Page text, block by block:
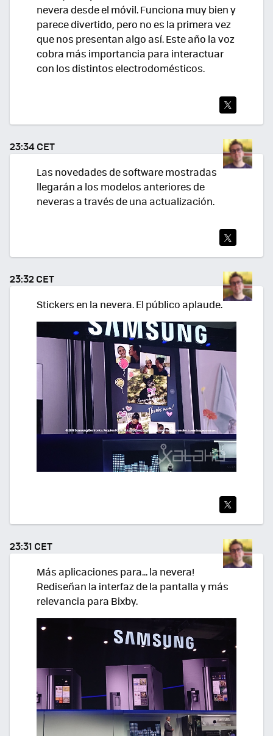
nevera desde el móvil. Funciona muy bien y
parece divertido, pero no es la primera vez
que nos presentan algo así. Este año la voz
cobra más importancia para interactuar
con los distintos electrodomésticos.
TWI
TEA
R
23:34 CET
Las novedades de software mostradas
llegarán a los modelos anteriores de
neveras a través de una actualización.
TWI
TEA
R
23:32 CET
Stickers en la nevera. El público aplaude.
TWI
TEA
R
23:31 CET
Más aplicaciones para... la nevera!
Rediseñan la interfaz de la pantalla y más
relevancia para Bixby.